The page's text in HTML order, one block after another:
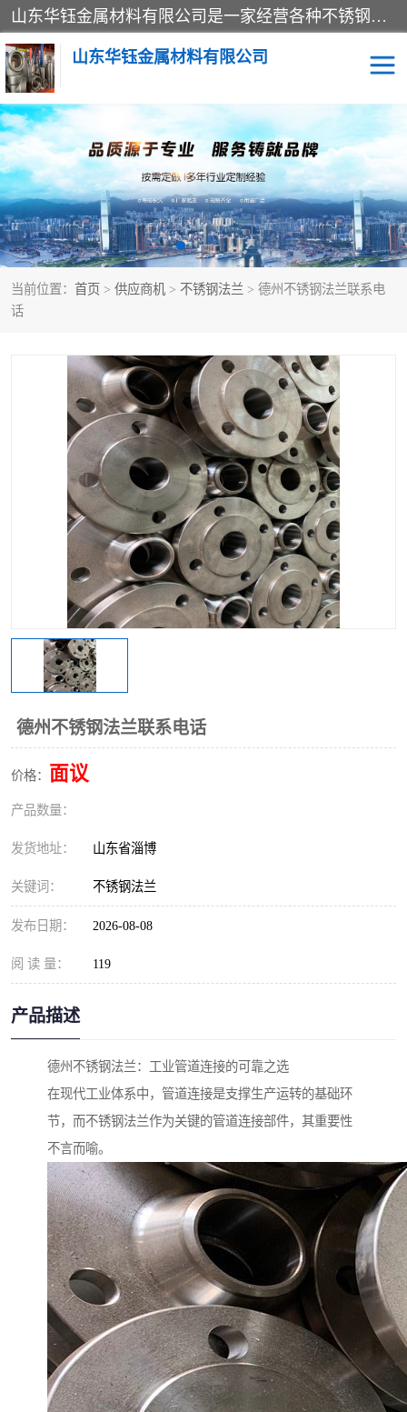
山东华钰金属材料有限公司是一家经营各种不锈钢管材、板材、圆钢、法兰、封头、型材等产品的公司；主营产品有：不锈钢管，激光切割，管件标准件，不锈钢圆钢，不锈钢人孔，不锈钢亮管，不锈钢角钢，不锈钢加工，不锈钢管子，不锈钢工业方管，不锈钢封头，不锈钢法兰，不锈钢阀门，不锈钢槽钢，不锈钢扁钢，不锈钢板等；可为客户制作各种规格的型材及不锈钢配件、非标准件及各种容器具等，能满足客户的不同采购要求。
山东华钰金属材料有限公司
当前位置： 首页 > 供应商机 > 不锈钢法兰 > 德州不锈钢法兰联系电
话
德州不锈钢法兰联系电话
价格： 面议
产品数量：
发货地址： 山东省淄博
关键词： 不锈钢法兰
发布日期： 2026-08-08
阅 读 量： 119
产品描述
德州不锈钢法兰：工业管道连接的可靠之选
在现代工业体系中，管道连接是支撑生产运转的基础环
节，而不锈钢法兰作为关键的管道连接部件，其重要性
不言而喻。
不锈钢管 激光切割
管件标准件 不锈钢圆钢
不锈钢人孔 不锈钢亮管
不锈钢角钢 不锈钢加工
不锈钢封头 不锈钢法兰
不锈钢阀门 不锈钢槽钢
不锈钢扁钢